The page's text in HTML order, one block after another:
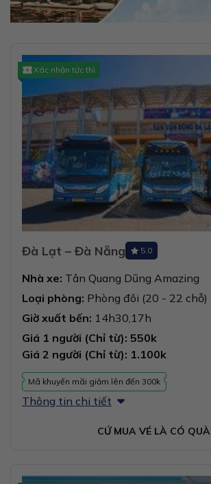
Xác nhận tức thì
Đà Lạt – Đà Nẵng 5.0
Nhà xe: Tân Quang Dũng Amazing
Loại phòng: Phòng đôi (20 - 22 chỗ)
Giờ xuất bến: 14h30,17h
Giá 1 người (Chỉ từ): 550k
Giá 2 người (Chỉ từ): 1.100k
Mã khuyến mãi giảm lên đến 300k
Thông tin chi tiết
CỨ MUA VÉ LÀ CÓ QUÀ